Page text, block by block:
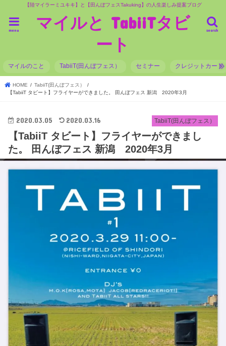
【陸マイラーミユキキ】と【田んぼフェスTakuking】の人生楽しみ提案ブログ
マイルと TabiiTタビ
ート
search
menu
マイルのこと TabiiT(田んぼフェス） セミナー クレジットカード
HOME
TabiiT(田んぼフェス）
【TabiiT タビート】フライヤーができました。 田んぼフェス 新潟 2020年3月
TabiiT(田んぼフェス）
2020.03.05 2020.03.16
【TabiiT タビート】フライヤーができまし
た。 田んぼフェス 新潟 2020年3月